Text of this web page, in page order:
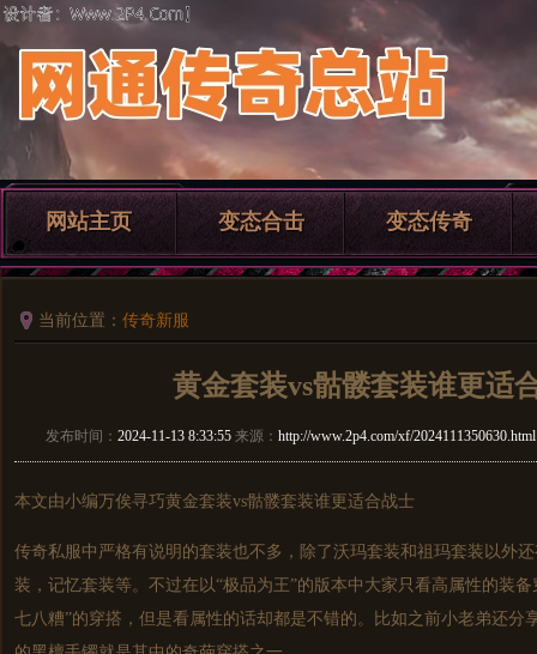
网站主页 变态合击 变态传奇
当前位置： 传奇新服
黄金套装vs骷髅套装谁更适
发布时间： 2024-11-13 8:33:55 来源： http://www.2p4.com/xf/2024111350630.html
本文由小编万俟寻巧黄金套装vs骷髅套装谁更适合战士
传奇私服中严格有说明的套装也不多，除了沃玛套装和祖玛套装以外
装，记忆套装等。不过在以“极品为王”的版本中大家只看高属性的装
七八糟”的穿搭，但是看属性的话却都是不错的。比如之前小老弟还分